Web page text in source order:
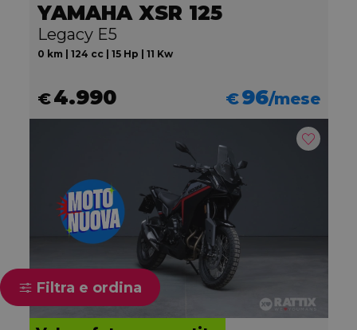
YAMAHA XSR 125
Legacy E5
0 km | 124 cc | 15 Hp | 11 Kw
€4.990 €96/mese
Filtra e ordina